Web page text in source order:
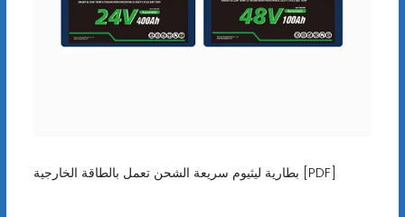
بطارية ليثيوم سريعة الشحن تعمل بالطاقة الخارجية [PDF]